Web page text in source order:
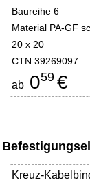
Baureihe 6
Material PA-GF
20 x 20
CTN 39269097
ab 059 €
Kreuz-